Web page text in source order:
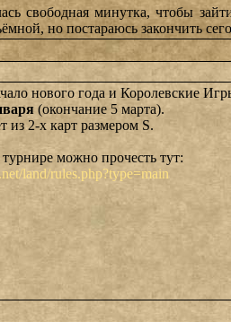
свободная минутка, чтобы
но постараюсь закончить
нового года и Королевские
(окончание 5 марта).
из 2-х карт размером S.
можно прочесть тут:
land/rules.php?type=main